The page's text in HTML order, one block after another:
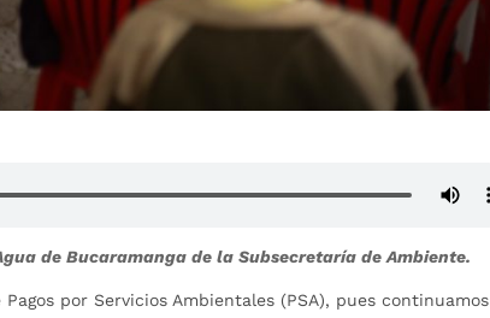
de Bucaramanga de la Subsecretaría de Ambiente.
por Servicios Ambientales (PSA), pues continuamos